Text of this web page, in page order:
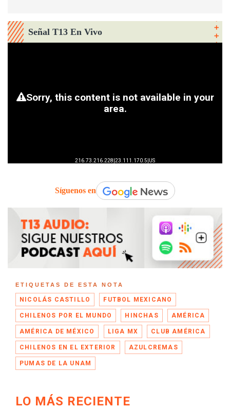
Señal T13 En Vivo
Síguenos en
ETIQUETAS DE ESTA NOTA
NICOLÁS CASTILLO FUTBOL MEXICANO
CHILENOS POR EL MUNDO HINCHAS AMÉRICA
AMÉRICA DE MÉXICO LIGA MX CLUB AMÉRICA
CHILENOS EN EL EXTERIOR AZULCREMAS
PUMAS DE LA UNAM
LO MÁS RECIENTE